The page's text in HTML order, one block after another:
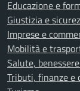
Educazione e
Giustizia e
Imprese e
Mobilità e
Salute,
Tributi, finanze e